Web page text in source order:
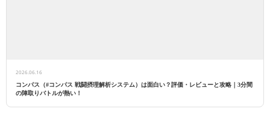
2026.06.16
コンパス（#コンパス 戦闘摂理解析システム）は面白い？評価・レビューと攻略｜3分間
の陣取りバトルが熱い！